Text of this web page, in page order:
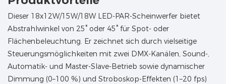
Dieser 18x12W/15W/18W LED-PAR-Scheinwerfer bietet
Abstrahlwinkel von 25° oder 45° für Spot- oder
Flächenbeleuchtung. Er zeichnet sich durch vielseitige
Steuerungsmöglichkeiten mit zwei DMX-Kanälen, Sound-,
Automatik- und Master-Slave-Betrieb sowie dynamischer
Dimmung (0–100 %) und Stroboskop-Effekten (1–20 fps)